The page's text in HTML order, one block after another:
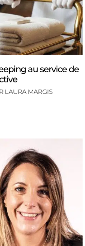
au service de
LAURA MARGIS